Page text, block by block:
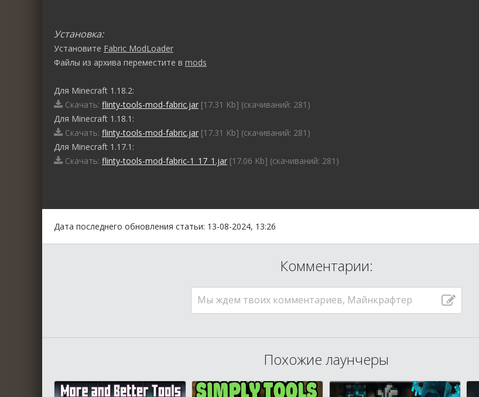
Установка:
Установите Fabric ModLoader
Файлы из архива переместите в mods
Для Minecraft 1.18.2:
Скачать: flinty-tools-mod-fabric.jar [17.31 Kb] (cкачиваний: 281)
Для Minecraft 1.18.1:
Скачать: flinty-tools-mod-fabric.jar [17.31 Kb] (cкачиваний: 281)
Для Minecraft 1.17.1:
Скачать: flinty-tools-mod-fabric-1_17_1.jar [17.06 Kb] (cкачиваний: 281)
Дата последнего обновления статьи: 13-08-2024, 13:26
Комментарии:
Мы ждем твоих комментариев, Майнкрафтер
Похожие лаунчеры